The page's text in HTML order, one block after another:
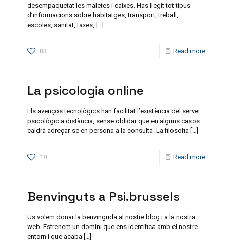
desempaquetat les maletes i caixes. Has llegit tot tipus
d’informacions sobre habitatges, transport, treball,
escoles, sanitat, taxes, […]
83 Read more
La psicologia online
Els avenços tecnològics han facilitat l’existència del servei
psicològic a distància, sense oblidar que en alguns casos
caldrà adreçar-se en persona a la consulta. La filosofia […]
18 Read more
Benvinguts a Psi.brussels
Us volem donar la benvinguda al nostre blog i a la nostra
web. Estrenem un domini que ens identifica amb el nostre
entorn i que acaba […]